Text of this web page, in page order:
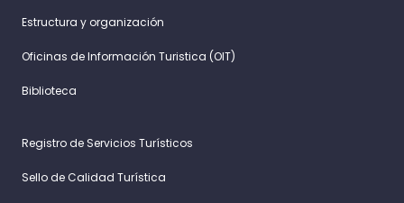
Estructura y organización
Oficinas de Información Turistica (OIT)
Biblioteca
Registro de Servicios Turísticos
Sello de Calidad Turística